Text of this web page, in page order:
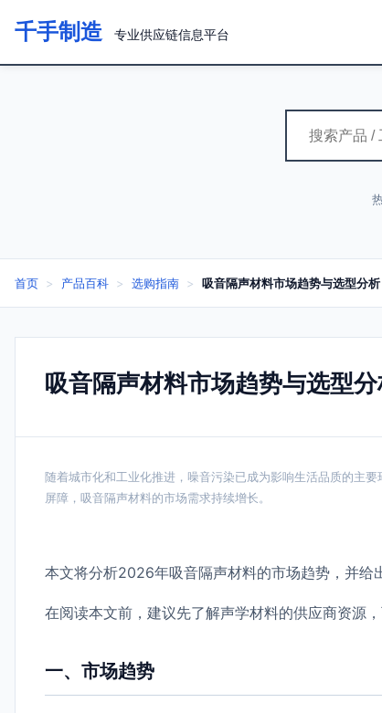
千手制造 专业供应链信息平台
首页 > 产品百科 > 选购指南 > 吸音隔声材料市场趋势与选型分析
吸音隔声材料市场趋势与选型
随着城市化和工业化推进，噪音污染已成为影响生活品质的主
屏障，吸音隔声材料的市场需求持续增长。
本文将分析2026年吸音隔声材料的市场趋势，并给
在阅读本文前，建议先了解声学材料的供应商资源
一、市场趋势